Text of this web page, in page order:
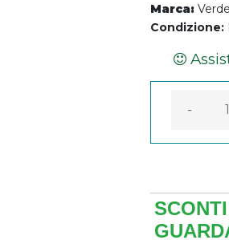
Marca:
Condizione:
-